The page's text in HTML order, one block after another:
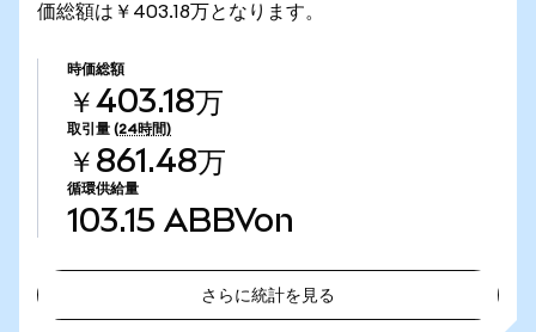
価総額は￥403.18万となります。
時価総額
￥403.18万
取引量 (24時間)
￥861.48万
循環供給量
103.15 ABBVon
さらに統計を見る